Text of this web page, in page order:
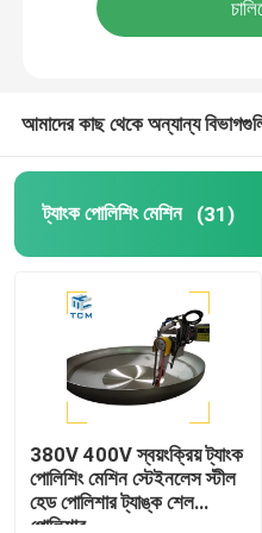
আমাদের সাথে যোগাযোগ করুন
খবর
মামলা
একটি উদ্ধৃতি অনুরোধ
ট্যাংক পোলিশিং মেশিন
আমাদের কাছ থেকে অন্যান্য
ট্যাংক পোলিশিং মেশিন (31)
380V 400V স্বয়ংক্রিয় ট্যাংক
পোলিশিং মেশিন স্টেইনলেস স্টীল
হেড পোলিশার ট্যাঙ্ক শেল
পোলিশার